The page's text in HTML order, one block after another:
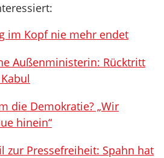
im Kopf nie mehr endet
Außenministerin: Rücktritt
die Demokratie? „Wir
hinein“
zur Pressefreiheit: Spahn hat